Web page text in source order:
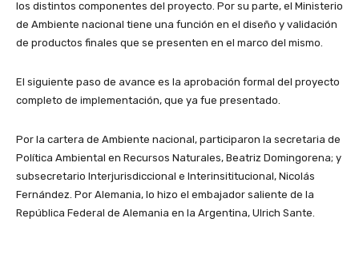
los distintos componentes del proyecto. Por su parte, el Ministerio
de Ambiente nacional tiene una función en el diseño y validación
de productos finales que se presenten en el marco del mismo.
El siguiente paso de avance es la aprobación formal del proyecto
completo de implementación, que ya fue presentado.
Por la cartera de Ambiente nacional, participaron la secretaria de
Política Ambiental en Recursos Naturales, Beatriz Domingorena; y
subsecretario Interjurisdiccional e Interinsititucional, Nicolás
Fernández. Por Alemania, lo hizo el embajador saliente de la
República Federal de Alemania en la Argentina, Ulrich Sante.